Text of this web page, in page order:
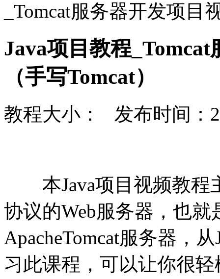
_Tomcat服务器开发项目
Java项目教程
（手写Tomcat）
教程大小： 发布时间
本Java项目视频教程
协议的Web服务器，也
ApacheTomcat服务器，
习此课程，可以让你很